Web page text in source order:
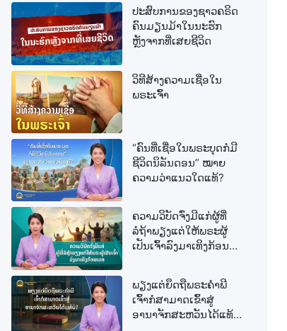
ປະສົບການຂອງຊາວຄຣິດ
ຄົນມຽນມ້າໃນນະຮົກ
ຫຼັງຈາກທີ່ເສຍຊີວິດ
ວິທີສ້າງຄວາມເຊື່ອໃນ
ພຣະເຈົ້າ
“ຄົນທີ່ເຊື່ອໃນພຣະບຸດກໍມີ
ຊີວິດນິລັນດອນ” ໝາຍ
ຄວາມວ່າແນວໃດແທ້?
ຄວາມວິບັດຈົ່ງມີແກ່ຜູ້ທີ່
ລໍຖ້າພຽງແຕ່ໃຫ້ພຣະຜູ້
ເປັນເຈົ້າລົງມາເທິງກ້ອນ
ພຽງແຕ່ຍຶດຖືພຣະຄຳພີ
ເຈົ້າກໍສາມາດເຂົ້າສູ່
ອານາຈັກສະຫວັນໄດ້ແທ້